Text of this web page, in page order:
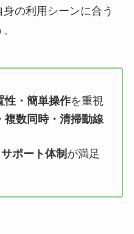
の利用シーンに合う
性・簡単操作を重視
複数同時・清掃動線
サポート体制 が満足